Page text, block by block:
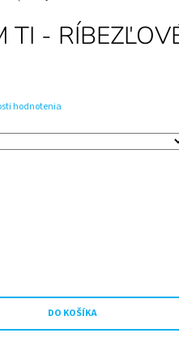
TI -
hodnotenia
DO KOŠÍKA